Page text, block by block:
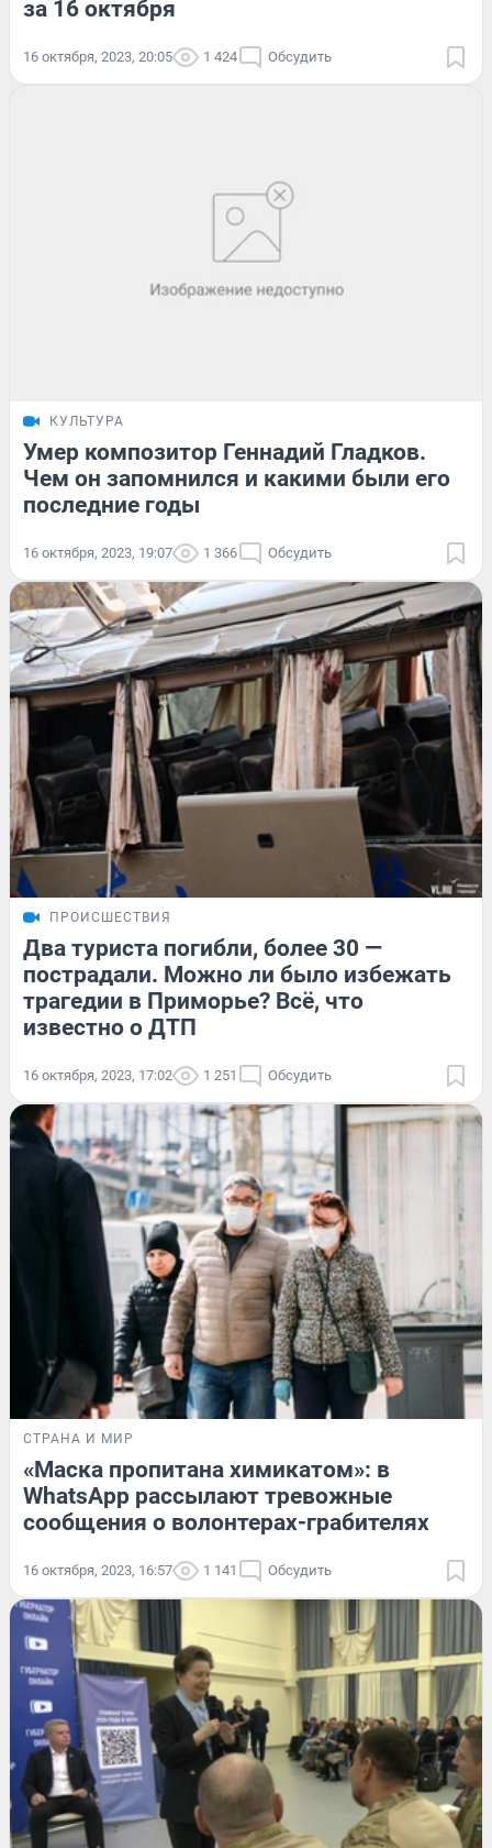
за 16 октября
16 октября, 2023, 20:05 1 424 Обсудить
КУЛЬТУРА
Умер композитор Геннадий Гладков.
Чем он запомнился и какими были его
последние годы
16 октября, 2023, 19:07 1 366 Обсудить
ПРОИСШЕСТВИЯ
Два туриста погибли, более 30 —
пострадали. Можно ли было избежать
трагедии в Приморье? Всё, что
известно о ДТП
16 октября, 2023, 17:02 1 251 Обсудить
СТРАНА И МИР
«Маска пропитана химикатом»: в
WhatsApp рассылают тревожные
сообщения о волонтерах-грабителях
16 октября, 2023, 16:57 1 141 Обсудить